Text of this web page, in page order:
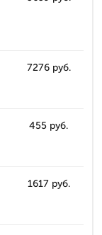
7276 руб.
455 руб.
1617 руб.